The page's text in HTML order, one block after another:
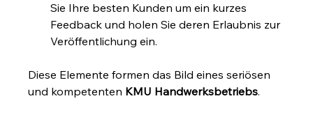
Sie Ihre besten Kunden um ein kurzes
Feedback und holen Sie deren Erlaubnis zur
Veröffentlichung ein.
Diese Elemente formen das Bild eines seriösen
und kompetenten KMU Handwerksbetriebs.